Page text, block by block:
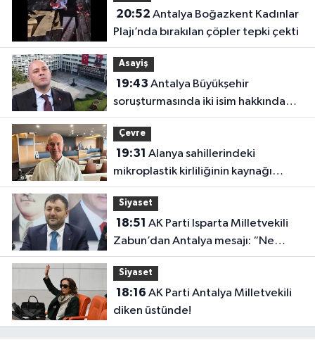
20:52
Plajı’nda bırakılan çöpler tepki çekti
Asayiş
19:43
soruşturmasında iki isim hakkında
yeni karar
Çevre
19:31
mikroplastik kirliliğinin kaynağı
açıklandı
Siyaset
18:51
Zabun’dan Antalya mesajı: “Ne
dediysek o”
Siyaset
18:16
diken üstünde!